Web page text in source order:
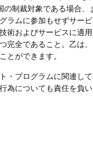
の制裁対象である場合
ラムに参加もせずサー
術およびサービスに適
完全であること。乙は
とができます。
・プログラムに関連し
為についても責任を負